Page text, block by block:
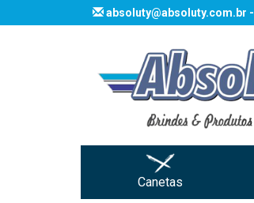
absoluty@absoluty.com.br -
Canetas